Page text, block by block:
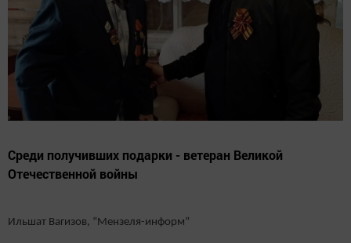
Среди получивших подарки - ветеран Великой
Отечественной войны
Ильшат Вагизов, “Мензеля-информ”